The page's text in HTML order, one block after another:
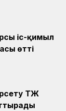
іс-қимыл
өтті
ҚТЖ